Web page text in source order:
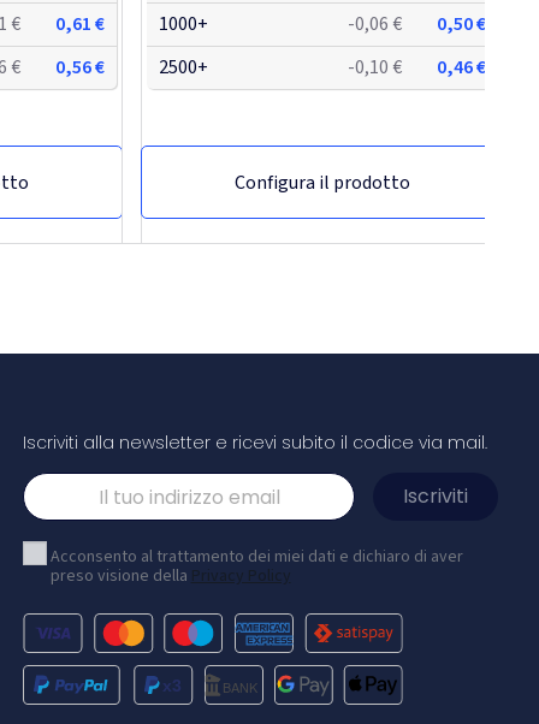
€
0,61 €
€
0,56 €
1000+
-0,06 €
0,50 €
2500+
-0,10 € 0,46 €
Configura il prodotto
e
disponibile
Blocco note a4 in carta riciclata desk-
Blocco note A4 in carta riciclata Desk-Mate® in
disponibile su ciascun foglio. Disponibile in tre
formati (25/50/100 fogli).
Bianco
Iscriviti alla newsletter e ricevi subito il codice via mail.
Acconsento al trattamento dei miei dati e dichiaro di aver
preso visione della Privacy Policy